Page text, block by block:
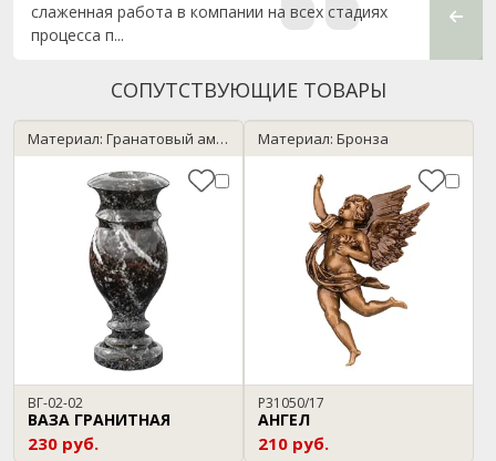
слаженная работа в компании на всех стадиях
процесса п...
Моя
СОПУТСТВУЮЩИЕ ТОВАРЫ
Материал: Гранатовый амфиболит
ВГ-02-02
ВАЗА ГРАНИТНАЯ
230 руб.
Материал: Бронза
P31050/17
АНГЕЛ
210 руб.